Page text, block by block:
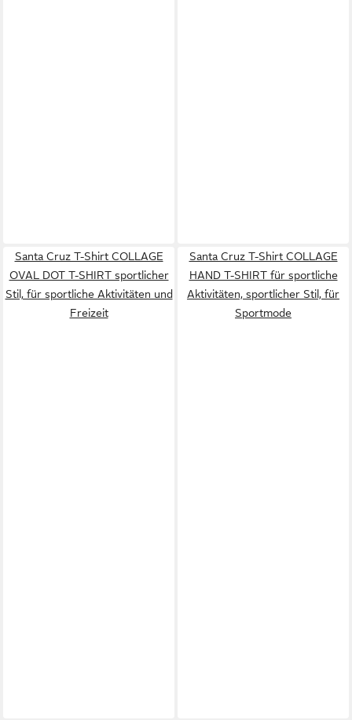
Santa Cruz T-Shirt COLLAGE
OVAL DOT T-SHIRT sportlicher
Stil, für sportliche Aktivitäten und
Freizeit
Santa Cruz T-Shirt COLLAGE
HAND T-SHIRT für sportliche
Aktivitäten, sportlicher Stil, für
Sportmode